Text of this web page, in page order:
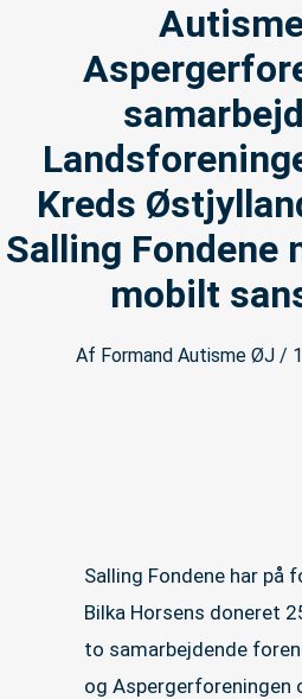
Kreds
Salling Fondene
mobilt
Af Formand Autisme ØJ /
Salling Fondene har på
Bilka Horsens doneret
to samarbejdende
og Aspergerforeningen